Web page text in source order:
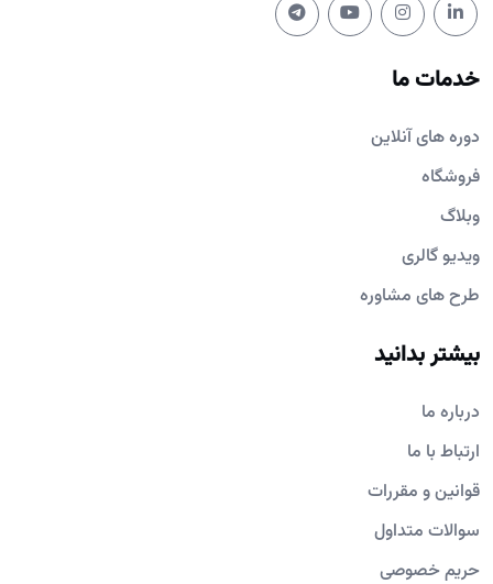
خدمات ما
دوره های آنلاین
فروشگاه
وبلاگ
ویدیو گالری
طرح های مشاوره
بیشتر بدانید
درباره ما
ارتباط با ما
قوانین و مقررات
سوالات متداول
حریم خصوصی